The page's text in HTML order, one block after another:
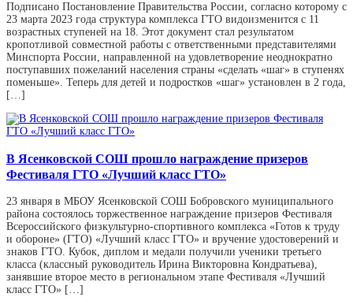
Подписано Постановление Правительства России, согласно которому с
23 марта 2023 года структура комплекса ГТО видоизменится с 11
возрастных ступеней на 18. Этот документ стал результатом
кропотливой совместной работы с ответственными представителями
Минспорта России, направленной на удовлетворение неоднократно
поступавших пожеланий населения страны «сделать «шаг» в ступенях
поменьше». Теперь для детей и подростков «шаг» установлен в 2 года,
[…]
В Ясенковской СОШ прошло награждение призеров
Фестиваля ГТО «Лучший класс ГТО»
23 января в МБОУ Ясенковской СОШ Бобровского муниципального
района состоялось торжественное награждение призеров Фестиваля
Всероссийского физкультурно-спортивного комплекса «Готов к труду
и обороне» (ГТО) «Лучший класс ГТО» и вручение удостоверений и
знаков ГТО. Кубок, диплом и медали получили ученики третьего
класса (классный руководитель Ирина Викторовна Кондратьева),
занявшие второе место в региональном этапе Фестиваля «Лучший
класс ГТО» […]